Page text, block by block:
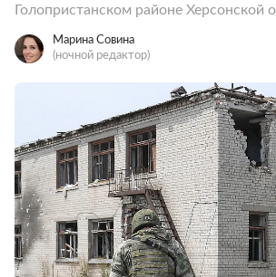
Голопристанском районе Херсонской
Марина Совина
(ночной редактор)